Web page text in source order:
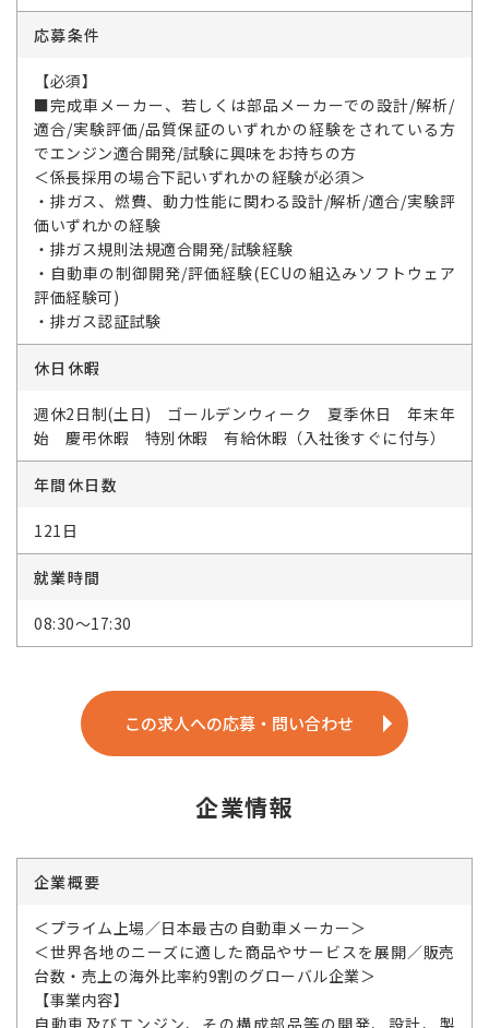
応募条件
【必須】
■完成車メーカー、若しくは部品メーカーでの設計/解析/
適合/実験評価/品質保証のいずれかの経験をされている方
でエンジン適合開発/試験に興味をお持ちの方
＜係長採用の場合下記いずれかの経験が必須＞
・排ガス、燃費、動力性能に関わる設計/解析/適合/実験評
価いずれかの経験
・排ガス規則法規適合開発/試験経験
・自動車の制御開発/評価経験(ECUの組込みソフトウェア
評価経験可)
・排ガス認証試験
休日休暇
週休2日制(土日) ゴールデンウィーク 夏季休日 年末年
始 慶弔休暇 特別休暇 有給休暇（入社後すぐに付与）
年間休日数
121日
就業時間
08:30～17:30
この求人への応募・問い合わせ
企業情報
企業概要
＜プライム上場／日本最古の自動車メーカー＞
＜世界各地のニーズに適した商品やサービスを展開／販売
台数・売上の海外比率約9割のグローバル企業＞
【事業内容】
自動車及びエンジン、その構成部品等の開発、設計、製